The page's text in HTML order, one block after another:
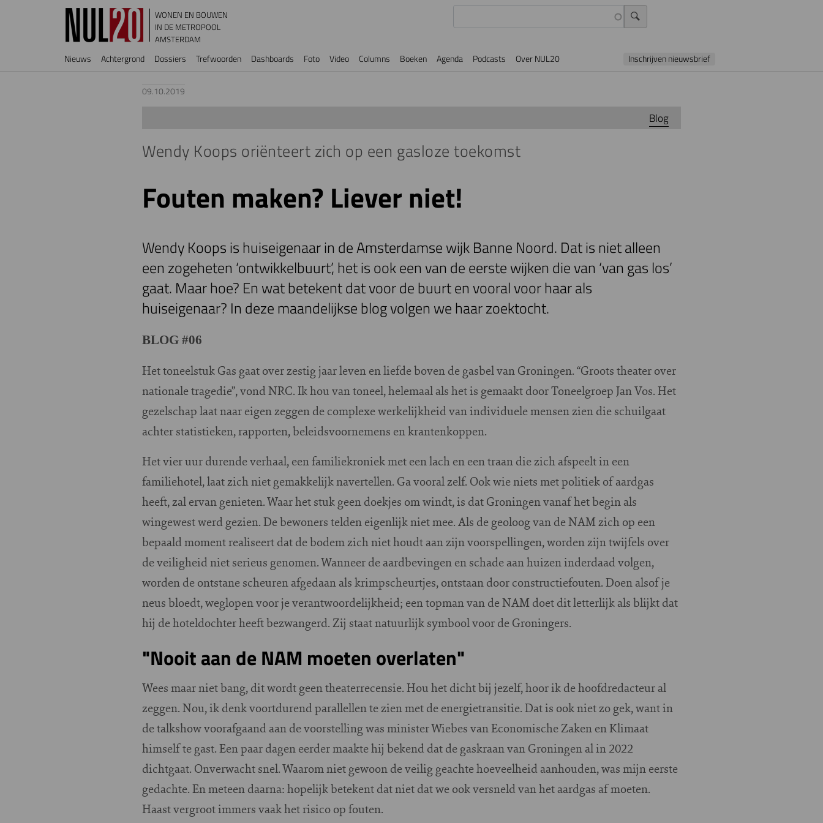
Overslaan en naar de inhoud gaan
WONEN EN BOUWEN
IN DE METROPOOL
AMSTERDAM
Hoofdnavigatie
Nieuws Achtergrond Dossiers Trefwoorden Dashboards Foto Video Columns Boeken Agenda Podcasts Over NUL20 Inschrijven nieuwsbrief
09.10.2019
Blog
Wendy Koops oriënteert zich op een gasloze toekomst
Fouten maken? Liever niet!
Wendy Koops is huiseigenaar in de Amsterdamse wijk Banne Noord. Dat is niet alleen
een zogeheten ‘ontwikkelbuurt’, het is ook een van de eerste wijken die van ‘van gas los’
gaat. Maar hoe? En wat betekent dat voor de buurt en vooral voor haar als
huiseigenaar? In deze maandelijkse blog volgen we haar zoektocht.
BLOG #06
Het toneelstuk Gas gaat over zestig jaar leven en liefde boven de gasbel van Groningen. “Groots theater over
nationale tragedie”, vond NRC. Ik hou van toneel, helemaal als het is gemaakt door Toneelgroep Jan Vos. Het
gezelschap laat naar eigen zeggen de complexe werkelijkheid van individuele mensen zien die schuilgaat
achter statistieken, rapporten, beleidsvoornemens en krantenkoppen.
Het vier uur durende verhaal, een familiekroniek met een lach en een traan die zich afspeelt in een
familiehotel, laat zich niet gemakkelijk navertellen. Ga vooral zelf. Ook wie niets met politiek of aardgas
heeft, zal ervan genieten. Waar het stuk geen doekjes om windt, is dat Groningen vanaf het begin als
wingewest werd gezien. De bewoners telden eigenlijk niet mee. Als de geoloog van de NAM zich op een
bepaald moment realiseert dat de bodem zich niet houdt aan zijn voorspellingen, worden zijn twijfels over
de veiligheid niet serieus genomen. Wanneer de aardbevingen en schade aan huizen inderdaad volgen,
worden de ontstane scheuren afgedaan als krimpscheurtjes, ontstaan door constructiefouten. Doen alsof je
neus bloedt, weglopen voor je verantwoordelijkheid; een topman van de NAM doet dit letterlijk als blijkt dat
hij de hoteldochter heeft bezwangerd. Zij staat natuurlijk symbool voor de Groningers.
"Nooit aan de NAM moeten overlaten"
Wees maar niet bang, dit wordt geen theaterrecensie. Hou het dicht bij jezelf, hoor ik de hoofdredacteur al
zeggen. Nou, ik denk voortdurend parallellen te zien met de energietransitie. Dat is ook niet zo gek, want in
de talkshow voorafgaand aan de voorstelling was minister Wiebes van Economische Zaken en Klimaat
himself te gast. Een paar dagen eerder maakte hij bekend dat de gaskraan van Groningen al in 2022
dichtgaat. Onverwacht snel. Waarom niet gewoon de veilig geachte hoeveelheid aanhouden, was mijn eerste
gedachte. En meteen daarna: hopelijk betekent dat niet dat we ook versneld van het aardgas af moeten.
Haast vergroot immers vaak het risico op fouten.